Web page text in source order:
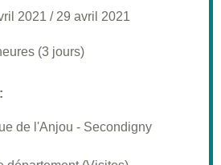
2021 / 29 avril 2021
(3 jours)
de l'Anjou - Secondigny